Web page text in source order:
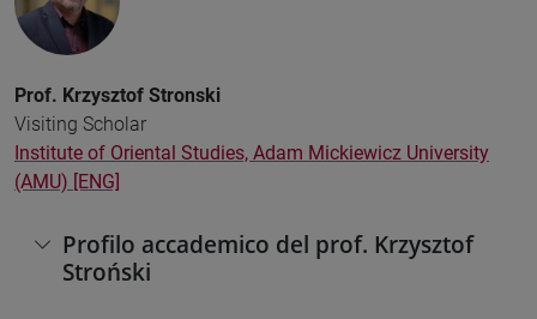
Prof. Krzysztof Stronski
Visiting Scholar
Institute of Oriental Studies, Adam Mickiewicz University
(AMU) [ENG]
Profilo accademico del prof. Krzysztof
Stroński